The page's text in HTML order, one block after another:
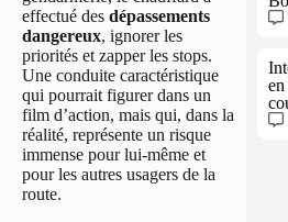
effectué des dépassements
dangereux, ignorer les
priorités et zapper les stops.
Une conduite caractéristique
qui pourrait figurer dans un
film d’action, mais qui, dans la
réalité, représente un risque
immense pour lui-même et
pour les autres usagers de la
route.